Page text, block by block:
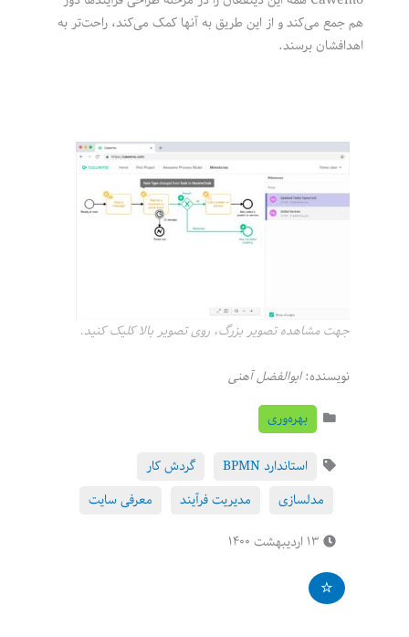
هم جمع می‌کند و از این طریق به آنها کمک می‌کند، راحت‌تر به
اهدافشان برسند.
جهت مشاهده تصویر بزرگ، روی تصویر بالا کلیک کنید.
نویسنده:ابوالفضل آهنی
بهره‌وری
استاندارد BPMN
گردش کار
مدلسازی
مدیریت فرآیند
معرفی سایت